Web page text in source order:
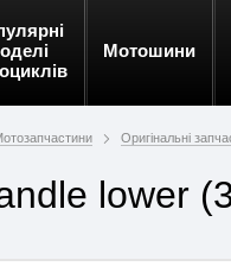
Мотошини
Оригінальні
lower